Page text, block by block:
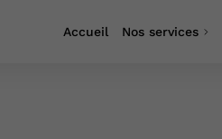
Accueil Nos services